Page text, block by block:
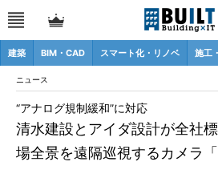
建築 BIM・CAD スマート化・リノベ 施工
ニュース
清水建設とアイダ設計が全社
場全景を遠隔巡視するカメラ
“アナログ規制緩和”に対応